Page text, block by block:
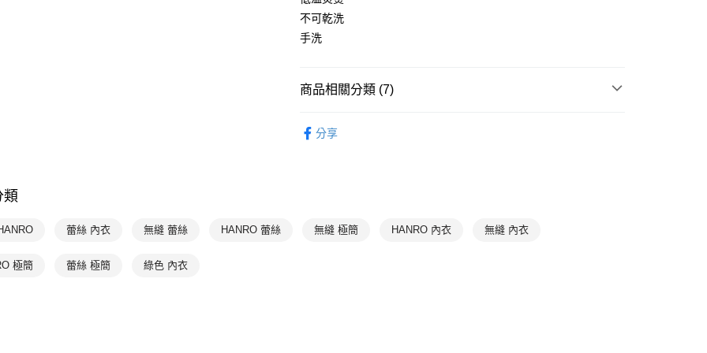
每筆NT$90，滿NT$1,000(含以上)免運費
付款後萊爾富取貨
付款後7-11取貨
不可乾洗
手洗
商品相關分類 (7)
HANRO 滿件85折 Underwear ➤ 鋼圈內衣
分享
類
蕾絲 內衣 無縫 蕾絲 HANRO 蕾絲 無縫 極簡 HANRO 內衣 無縫 內衣
極簡 蕾絲 極簡 綠色 內衣